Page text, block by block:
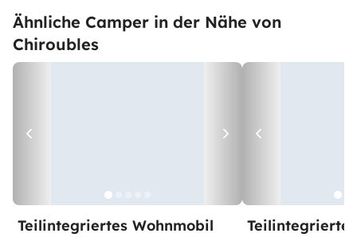
Ähnliche Camper in der Nähe von
Chiroubles
Teilintegriertes Wohnmobil